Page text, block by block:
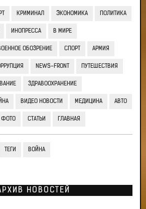
КРИМИНАЛ ЭКОНОМИКА ПОЛИТИКА
ИНОПРЕССА В МИРЕ
ОБОЗРЕНИЕ СПОРТ АРМИЯ
NEWS-FRONT ПУТЕШЕСТВИЯ
ЗДРАВООХРАНЕНИЕ
ВИДЕО НОВОСТИ МЕДИЦИНА АВТО
ФОТО СТАТЬИ ГЛАВНАЯ
ТЕГИ ВОЙНА
НОВОСТЕЙ